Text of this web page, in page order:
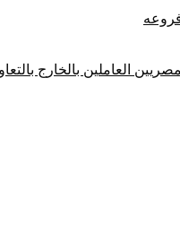
العاملين بالخارج